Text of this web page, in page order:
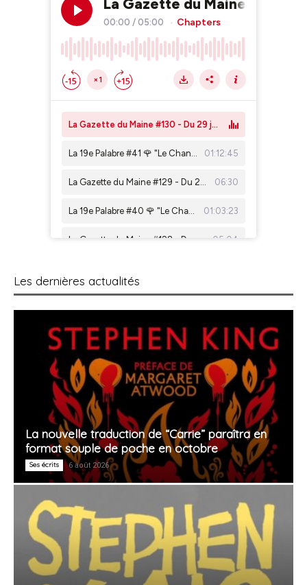
Les dernières actualités
La nouvelle traduction de “Carrie” paraîtra en
format souple de poche en octobre
Ses écrits 6 août 2026